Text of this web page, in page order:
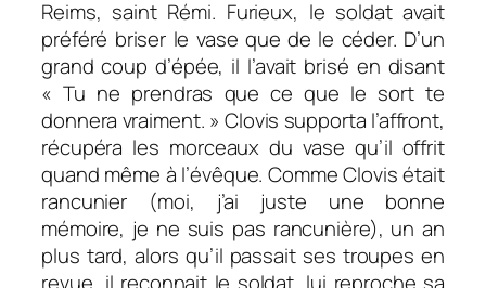
Reims, saint Rémi. Furieux, le soldat avait
préféré briser le vase que de le céder. D’un
grand coup d’épée, il l’avait brisé en disant
« Tu ne prendras que ce que le sort te
donnera vraiment. » Clovis supporta l’affront,
récupéra les morceaux du vase qu’il offrit
quand même à l’évêque. Comme Clovis était
rancunier (moi, j’ai juste une bonne
mémoire, je ne suis pas rancunière), un an
plus tard, alors qu’il passait ses troupes en